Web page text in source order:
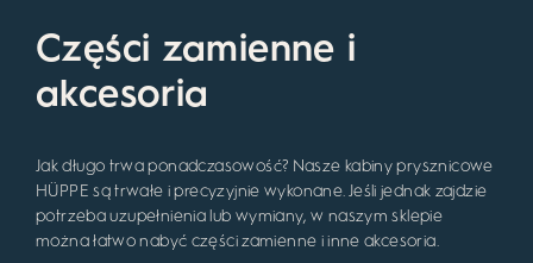
Części zamienne i
akcesoria
Jak długo trwa ponadczasowość? Nasze kabiny prysznicowe
HÜPPE są trwałe i precyzyjnie wykonane. Jeśli jednak zajdzie
potrzeba uzupełnienia lub wymiany, w naszym sklepie
można łatwo nabyć części zamienne i inne akcesoria.